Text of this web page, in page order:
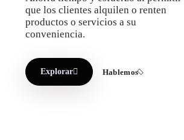
que los clientes alquilen o renten
productos o servicios a su
conveniencia.
Explorar Hablemos